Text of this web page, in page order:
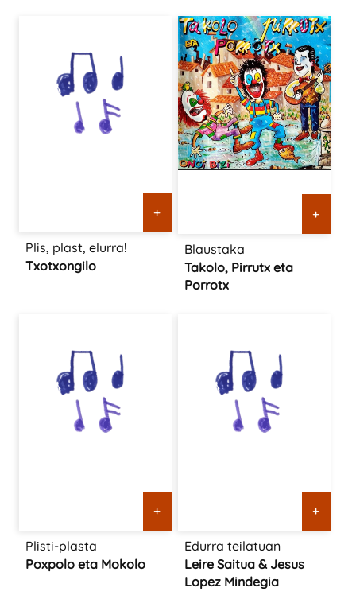
+
Plis, plast, elurra!
Txotxongilo
+
Blaustaka
Takolo, Pirrutx eta
Porrotx
+
Plisti-plasta
Poxpolo eta Mokolo
+
Edurra teilatuan
Leire Saitua & Jesus
Lopez Mindegia